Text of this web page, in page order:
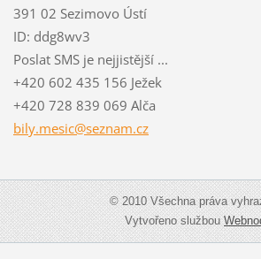
391 02 Sezimovo Ústí
ID: ddg8wv3
Poslat SMS je nejjistější ...
+420 602 435 156 Ježek
+420 728 839 069 Alča
bily.mesic@seznam.cz
© 2010 Všechna práva
Vytvořeno službou